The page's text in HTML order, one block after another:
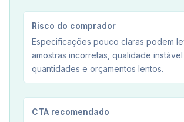
Risco do comprador
Especificações pouco claras podem
amostras incorretas, qualidade
quantidades e orçamentos lentos.
CTA recomendado